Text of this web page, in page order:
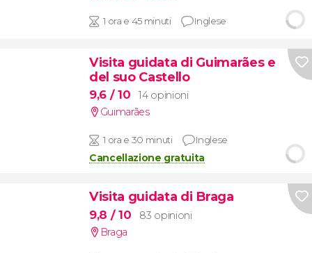
1 ora e 45 minuti Inglese
Visita guidata di Guimarães e
del suo Castello
9,6 / 10
14 opinioni
Guimarães
1 ora e 30 minuti Inglese
Cancellazione gratuita
Visita guidata di Braga
9,8 / 10
83 opinioni
Braga